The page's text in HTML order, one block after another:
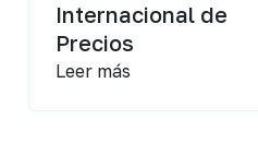
Internacional de
Precios
Leer más